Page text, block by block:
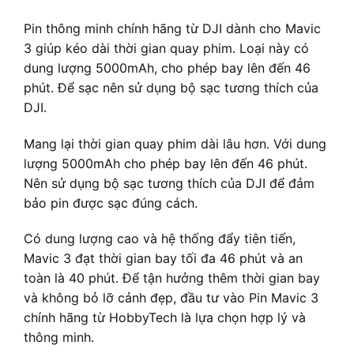
Pin thông minh chính hãng từ DJI dành cho Mavic
3 giúp kéo dài thời gian quay phim. Loại này có
dung lượng 5000mAh, cho phép bay lên đến 46
phút. Để sạc nên sử dụng bộ sạc tương thích của
DJI.
Mang lại thời gian quay phim dài lâu hơn. Với dung
lượng 5000mAh cho phép bay lên đến 46 phút.
Nên sử dụng bộ sạc tương thích của DJI để đảm
bảo pin được sạc đúng cách.
Có dung lượng cao và hệ thống đẩy tiên tiến,
Mavic 3 đạt thời gian bay tối đa 46 phút và an
toàn là 40 phút. Để tận hưởng thêm thời gian bay
và không bỏ lỡ cảnh đẹp, đầu tư vào Pin Mavic 3
chính hãng từ HobbyTech là lựa chọn hợp lý và
thông minh.